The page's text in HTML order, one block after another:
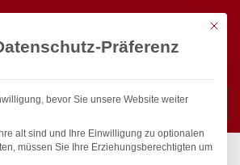
Suchen
& Gastro Geräte für Profis
Mit
Präferenz
bevor Sie unsere Website weiter
alt sind und Ihre Einwilligung zu optionalen
müssen Sie Ihre Erziehungsberechtigten um